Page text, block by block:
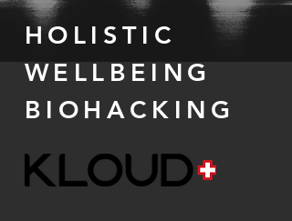
HOLISTIC
WELLBEING
BIOHACKING